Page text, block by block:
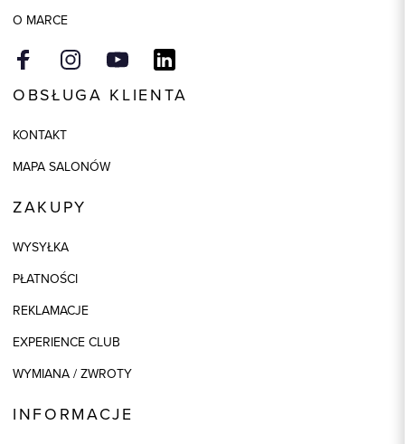
O MARCE
OBSŁUGA KLIENTA
KONTAKT
MAPA SALONÓW
ZAKUPY
WYSYŁKA
PŁATNOŚCI
REKLAMACJE
EXPERIENCE CLUB
WYMIANA / ZWROTY
INFORMACJE